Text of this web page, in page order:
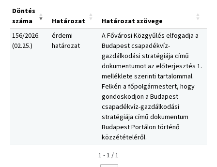
Döntés
száma
Határozat
Határozat szövege
156/2026.
(02.25.)
érdemi
határozat
A Fővárosi Közgyűlés elfogadja a
Budapest csapadékvíz-
gazdálkodási stratégiája című
dokumentumot az előterjesztés 1.
melléklete szerinti tartalommal.
Felkéri a főpolgármestert, hogy
gondoskodjon a Budapest
csapadékvíz-gazdálkodási
stratégiája című dokumentum
Budapest Portálon történő
közzétételéről.
1 - 1 / 1